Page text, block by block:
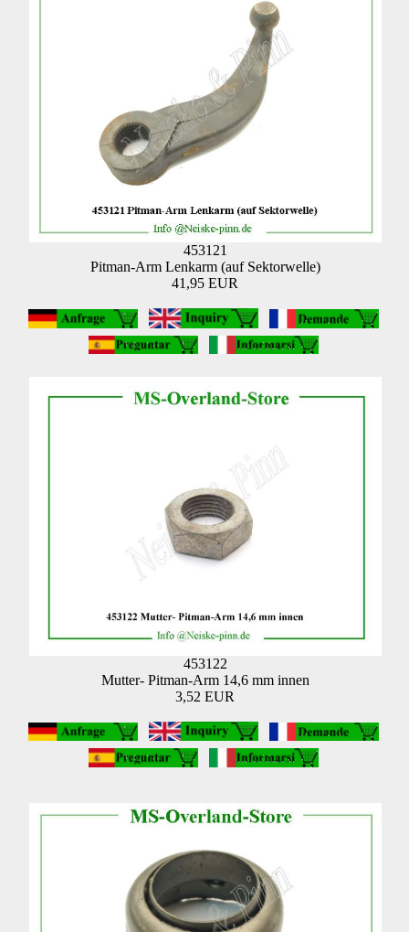
453121
Pitman-Arm Lenkarm (auf Sektorwelle)
41,95 EUR
453122
Mutter- Pitman-Arm 14,6 mm innen
3,52 EUR